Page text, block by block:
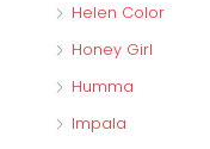
Helen Color
Honey Girl
Humma
Impala